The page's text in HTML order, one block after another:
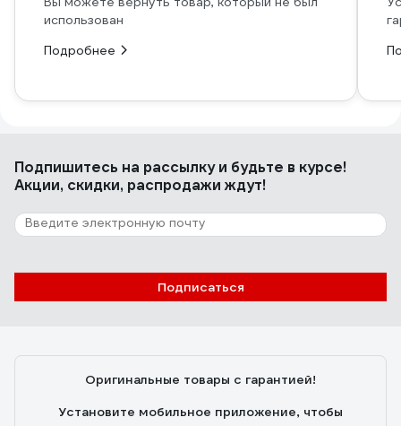
использован
Подробнее
Подпишитесь на рассылкуи будьте в курсе!
Акции, скидки, распродажи ждут!
Подписаться
Оригинальные товары с гарантией!
Установите мобильное приложение, чтобы